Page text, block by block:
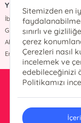
Yazarlar
İbrahim Balcı
Grimm Kardeşler
Ahmet Hür
Erdem Yücel
Sitemizden en
sınırlı ve
çerez
Çerezleri nasıl
incelemek ve
edebileceğinizi
Politikamızı